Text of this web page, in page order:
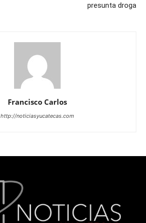
presunta droga
Francisco Carlos
http://noticiasyucatecas.com